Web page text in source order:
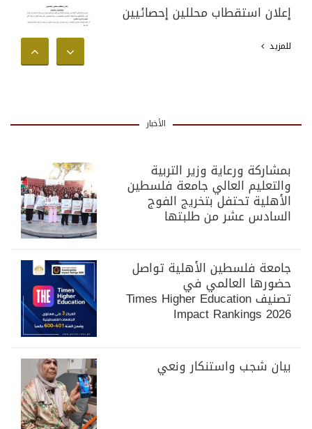
إعلان استقطاب محللين إحصائيين
للمزيد
الأخبار
بمشاركة ورعاية وزير التربية
والتعليم العالي جامعة فلسطين
الأهلية تحتفل بتخريج الفوج
السادس عشر من طلبتها
جامعة فلسطين الأهلية تواصل
حضورها العالمي في
تصنيف Times Higher Education
Impact Rankings 2026
بيان شجب واستنكار ونعي